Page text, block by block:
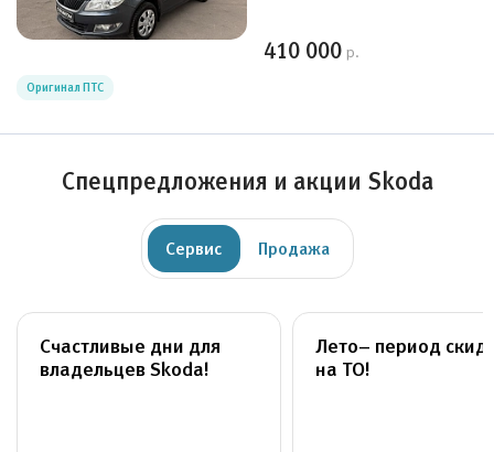
410 000 р.
Оригинал ПТС
Спецпредложения и акции Skoda
Сервис Продажа
Счастливые дни для
владельцев Skoda!
Лето– период
на ТО!